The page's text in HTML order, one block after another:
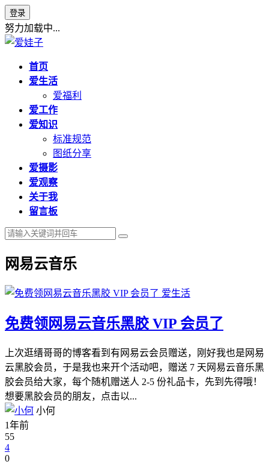
登录
努力加载中...
首页
爱生活
爱福利
爱工作
爱知识
标准规范
图纸分享
爱摄影
爱观察
关于我
留言板
网易云音乐
爱生活
免费领网易云音乐黑胶 VIP 会员了
上次逛缙哥哥的博客看到有网易云会员赠送，刚好我也是网易
云黑胶会员，于是我也来开个活动吧，赠送 7 天网易云音乐黑
胶会员给大家，每个随机赠送人 2-5 份礼品卡，先到先得哦！
想要黑胶会员的朋友，点击以...
小何
1年前
55
4
0